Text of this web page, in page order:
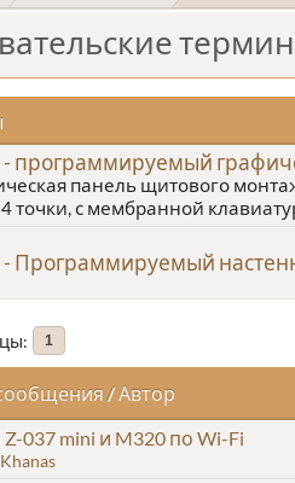
- программируемый
панель щитового
точки, с мембранной
- Программируемый
1
/ Автор
Z-037 mini и M320 по Wi-Fi
Khanas